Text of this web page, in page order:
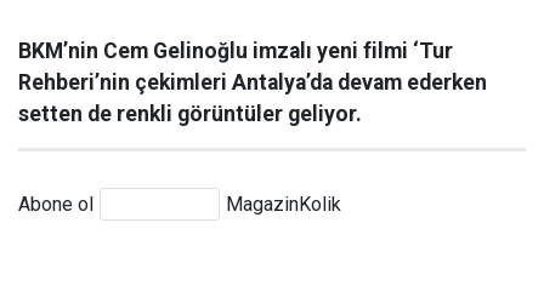
BKM’nin Cem Gelinoğlu imzalı yeni filmi ‘Tur
Rehberi’nin çekimleri Antalya’da devam ederken
setten de renkli görüntüler geliyor.
Abone ol MagazinKolik